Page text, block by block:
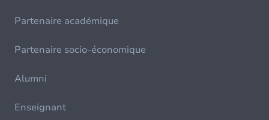
Partenaire académique
Partenaire socio-économique
Alumni
Enseignant